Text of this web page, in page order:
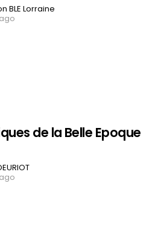
BLE Lorraine
de la Belle Epoque